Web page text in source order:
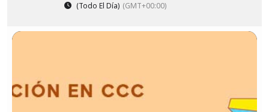
(Todo El Día) (GMT+00:00)